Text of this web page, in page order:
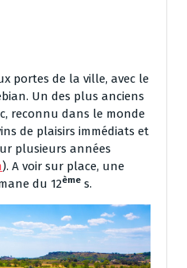
portes de la ville, avec le
Un des plus anciens
reconnu dans le monde
de plaisirs immédiats et
plusieurs années
). A voir sur place, une
du 12ème s.